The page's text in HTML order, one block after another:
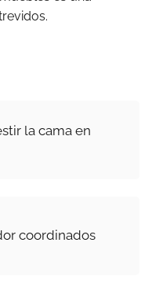
la cama en
coordinados